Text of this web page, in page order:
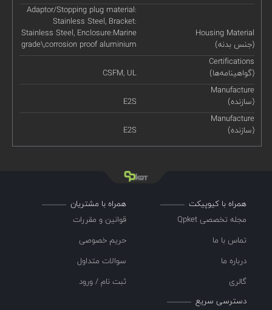
Housing Material
(جنس بدنه)
Adaptor/Stopping plug material:
Stainless Steel, Bracket:
Stainless Steel, Enclosure:Marine
grade\,corrosion proof aluminium
Certifications
(گواهینامه‌ها)
CSFM, UL
Manufacture
(سازنده)
E2S
Manufacture
(سازنده)
E2S
همراه با کیوپیکت
مجله تخصصی Qpket
تماس با ما
درباره ما
گالری
همراه با مشتریان
قوانین و مقررات
حریم خصوصی
سوالات متداول
ثبت نام / ورود
دسترسی سریع